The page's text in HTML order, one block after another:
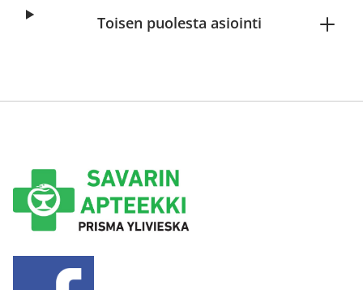
Toisen puolesta asiointi